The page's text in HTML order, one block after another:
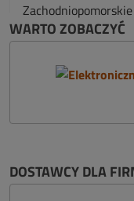
Zachodniopomorskie
WARTO ZOBACZYĆ
DOSTAWCY DLA